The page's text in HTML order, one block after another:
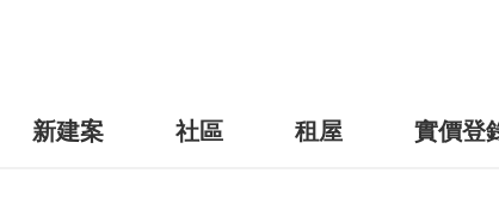
新建案 社區 租屋 實價登